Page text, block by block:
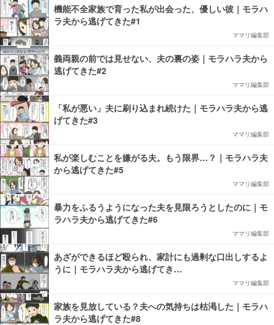
機能不全家族で育った私が出会った、優しい彼｜モラハ
ラ夫から逃げてきた#1
ママリ編集部
義両親の前では見せない、夫の裏の姿｜モラハラ夫から
逃げてきた#2
ママリ編集部
「私が悪い」夫に刷り込まれ続けた｜モラハラ夫から逃
げてきた#3
ママリ編集部
私が楽しむことを嫌がる夫。もう限界…？｜モラハラ夫
から逃げてきた#5
ママリ編集部
暴力をふるうようになった夫を見限ろうとしたのに｜モ
ラハラ夫から逃げてきた#6
ママリ編集部
あざができるほど殴られ、家計にも過剰な口出しするよ
うに｜モラハラ夫から逃げてき…
ママリ編集部
家族を見放している？夫への気持ちは枯渇した｜モラハ
ラ夫から逃げてきた#8